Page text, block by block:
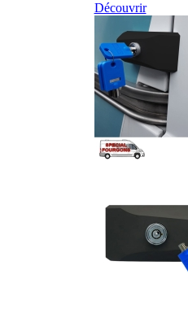
Découvrir